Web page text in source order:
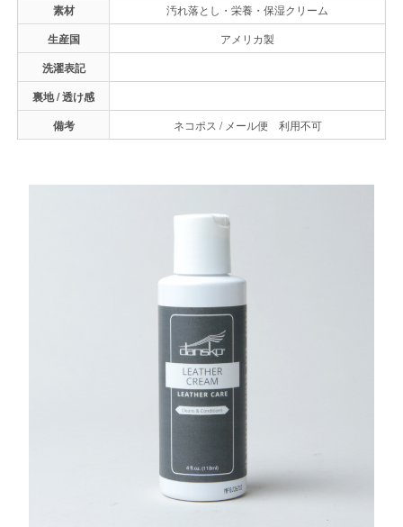
素材 汚れ落とし・栄養・保湿クリーム
生産国 アメリカ製
洗濯表記
裏地 / 透け感
備考
ネコポス / メール便 利用不可